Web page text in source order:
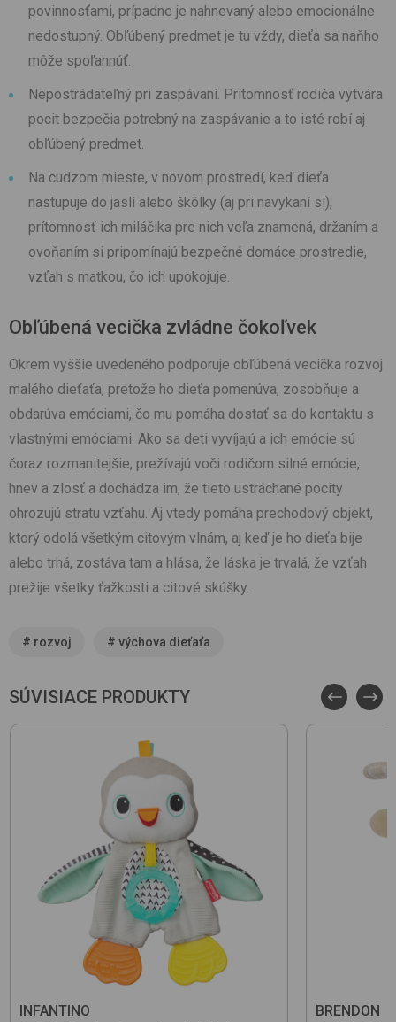
povinnosťami, prípadne je nahnevaný alebo emocionálne
nedostupný. Obľúbený predmet je tu vždy, dieťa sa naňho
môže spoľahnúť.
Nepostrádateľný pri zaspávaní. Prítomnosť rodiča vytvára
pocit bezpečia potrebný na zaspávanie a to isté robí aj
obľúbený predmet.
Na cudzom mieste, v novom prostredí, keď dieťa
nastupuje do jaslí alebo škôlky (aj pri navykaní si),
prítomnosť ich miláčika pre nich veľa znamená, držaním a
ovoňaním si pripomínajú bezpečné domáce prostredie,
vzťah s matkou, čo ich upokojuje.
Obľúbená vecička zvládne čokoľvek
Okrem vyššie uvedeného podporuje obľúbená vecička rozvoj
malého dieťaťa, pretože ho dieťa pomenúva, zosobňuje a
obdarúva emóciami, čo mu pomáha dostať sa do kontaktu s
vlastnými emóciami. Ako sa deti vyvíjajú a ich emócie sú
čoraz rozmanitejšie, prežívajú voči rodičom silné emócie,
hnev a zlosť a dochádza im, že tieto ustráchané pocity
ohrozujú stratu vzťahu. Aj vtedy pomáha prechodový objekt,
ktorý odolá všetkým citovým vlnám, aj keď je ho dieťa bije
alebo trhá, zostáva tam a hlása, že láska je trvalá, že vzťah
prežije všetky ťažkosti a citové skúšky.
# rozvoj # výchova dieťaťa
SÚVISIACE PRODUKTY
INFANTINO
BRENDON